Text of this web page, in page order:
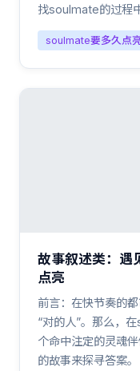
找soulmate的过程
soulmate要多久点
故事叙述类：
点亮
前言：在快节奏的
“对的人”。那么，
个命中注定的灵魂
的故事来探寻答案